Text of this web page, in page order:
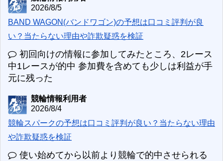
2026/8/5
BAND WAGON(バンドワゴン)の予想は口コミ評判が良
い？当たらない理由や詐欺疑惑を検証
初回向けの情報に参加してみたところ、2レース
中1レースが的中 参加費を含めても少しは利益が手
元に残った
競輪情報利用者
2026/8/4
競輪スパークの予想は口コミ評判が良い？当たらない理由
や詐欺疑惑を検証
使い始めてから以前より競輪で的中させられる